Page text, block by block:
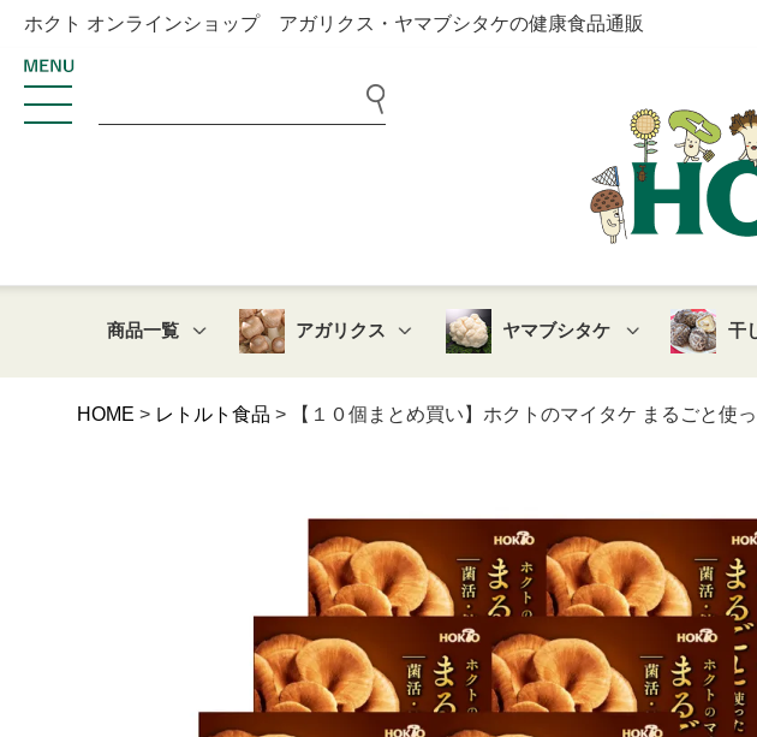
ホクト オンラインショップ アガリクス・ヤマブシタケの健康食品通販
商品一覧 アガリクス ヤマブシタケ 干
HOME レトルト食品 【１０個まとめ買い】ホクトのマイタケ まるごと使